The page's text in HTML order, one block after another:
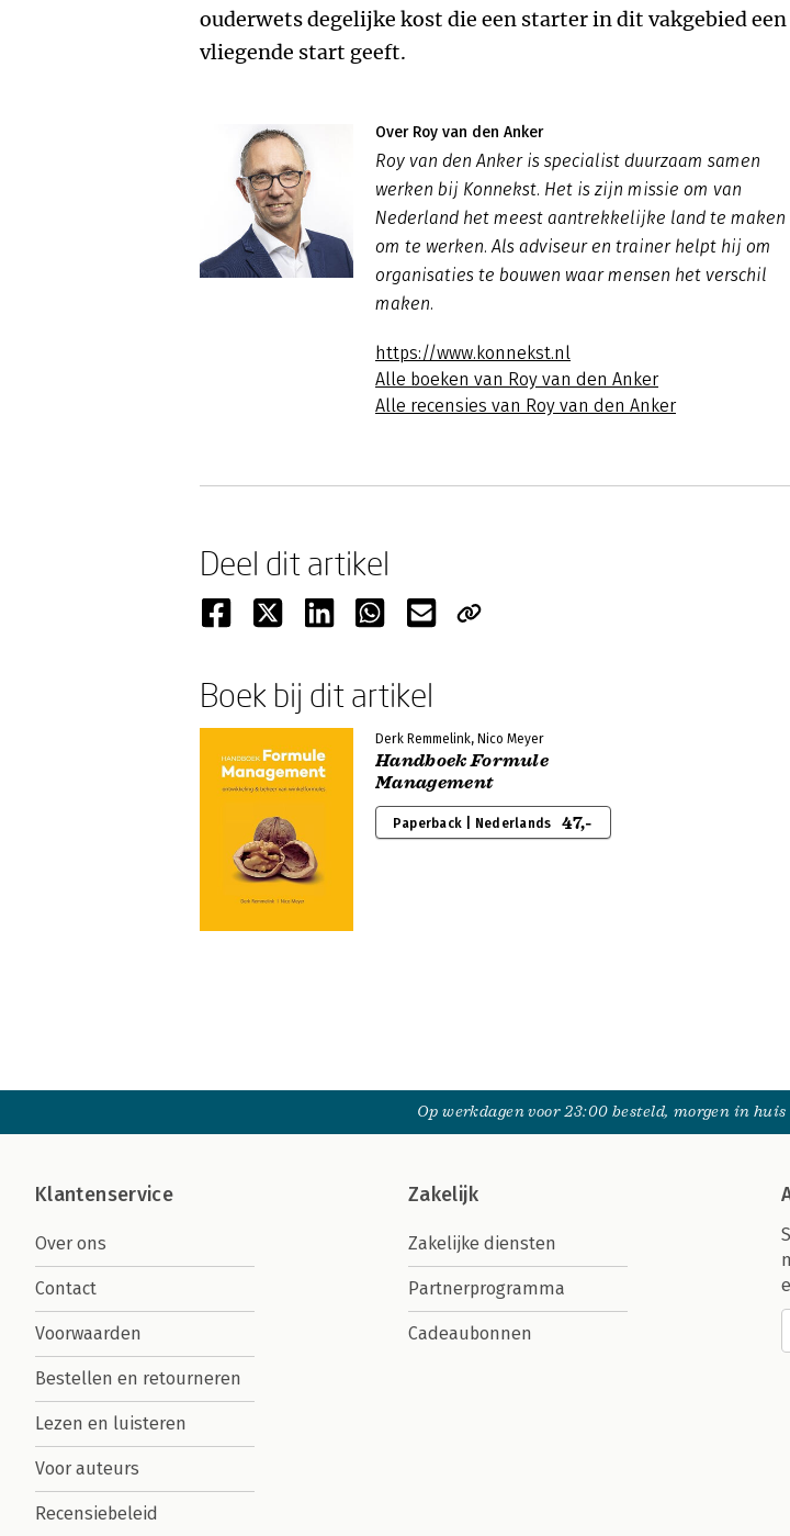
ouderwets degelijke kost die een starter in dit vakgebied een
vliegende start geeft.
Over Roy van den Anker
Roy van den Anker is specialist duurzaam samen
werken bij Konnekst. Het is zijn missie om van
Nederland het meest aantrekkelijke land te maken
om te werken. Als adviseur en trainer helpt hij om
organisaties te bouwen waar mensen het verschil
maken.
https://www.konnekst.nl
Alle boeken van Roy van den Anker
Alle recensies van Roy van den Anker
Deel dit artikel
Boek bij dit artikel
Derk Remmelink, Nico Meyer
Handboek Formule
Management
Paperback | Nederlands 47,-
Op werkdagen voor 23:00 besteld, morgen in huis
Klantenservice
Over ons
Contact
Voorwaarden
Bestellen en retourneren
Lezen en luisteren
Voor auteurs
Recensiebeleid
Zakelijk
Zakelijke diensten
Partnerprogramma
Cadeaubonnen